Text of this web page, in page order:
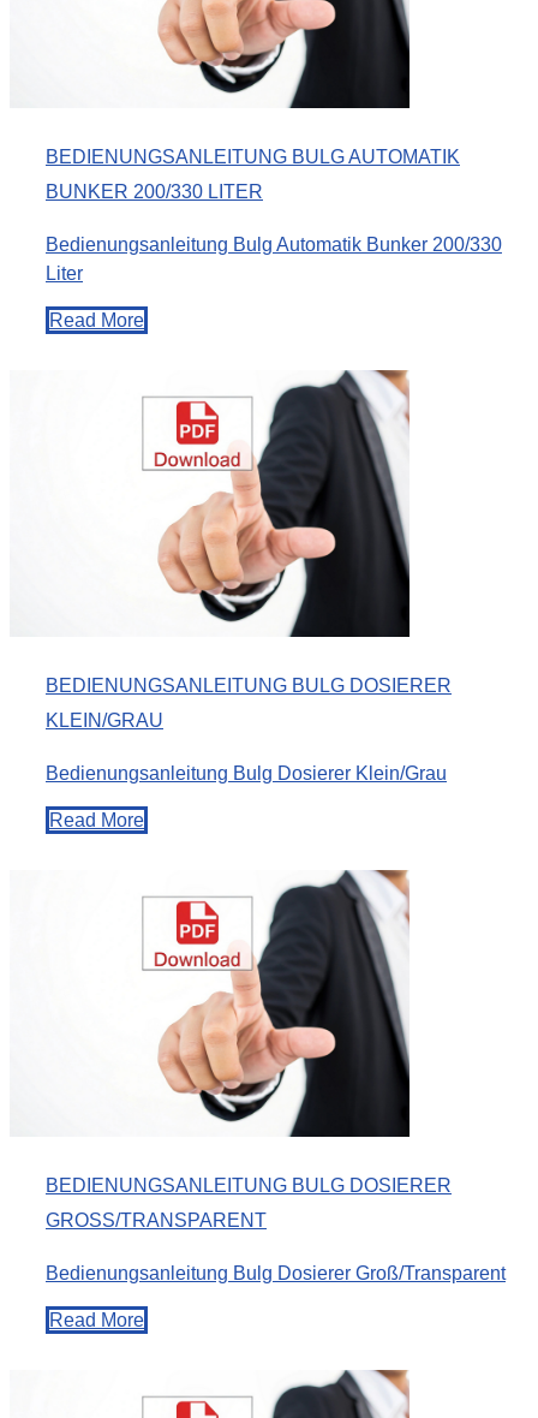
BEDIENUNGSANLEITUNG BULG AUTOMATIK
BUNKER 200/330 LITER
Bedienungsanleitung Bulg Automatik Bunker 200/330
Liter
Read More
BEDIENUNGSANLEITUNG BULG DOSIERER
KLEIN/GRAU
Bedienungsanleitung Bulg Dosierer Klein/Grau
Read More
BEDIENUNGSANLEITUNG BULG DOSIERER
GROSS/TRANSPARENT
Bedienungsanleitung Bulg Dosierer Groß/Transparent
Read More